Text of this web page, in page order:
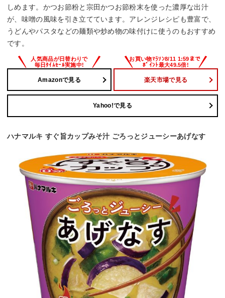
しめます。かつお節粉と宗田かつお節粉末を使った濃厚な出汁
が、味噌の風味を引き立てています。アレンジレシピも豊富で、
うどんやパスタなどの麺類や炒め物の味付けに使うのもおすすめ
です。
Amazonで見る 楽天市場で見る
Yahoo!で見る
ハナマルキ すぐ旨カップみそ汁 ごろっとジューシーあげなす